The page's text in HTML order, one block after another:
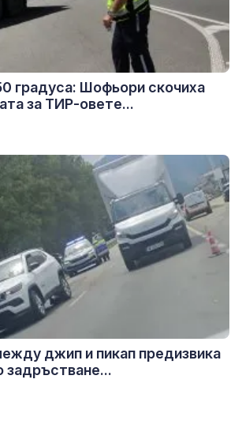
градуса: Шофьори скочиха
за ТИР-овете...
джип и пикап предизвика
задръстване...